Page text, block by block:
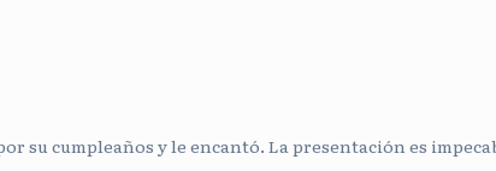
su cumpleaños y le encantó. La presentación es